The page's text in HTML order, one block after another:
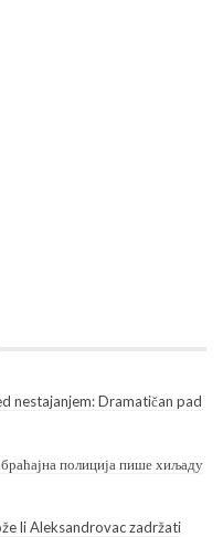
nestajanjem: Dramatičan pad
полиција пише хиљаду
li Aleksandrovac zadržati